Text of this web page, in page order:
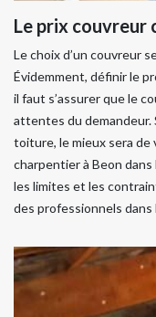
Le prix couvreur
Le choix d’un couvreur
Évidemment, définir le
il faut s’assurer que le
attentes du
toiture, le mieux sera de
charpentier à Beon
les limites et les
des professionnels